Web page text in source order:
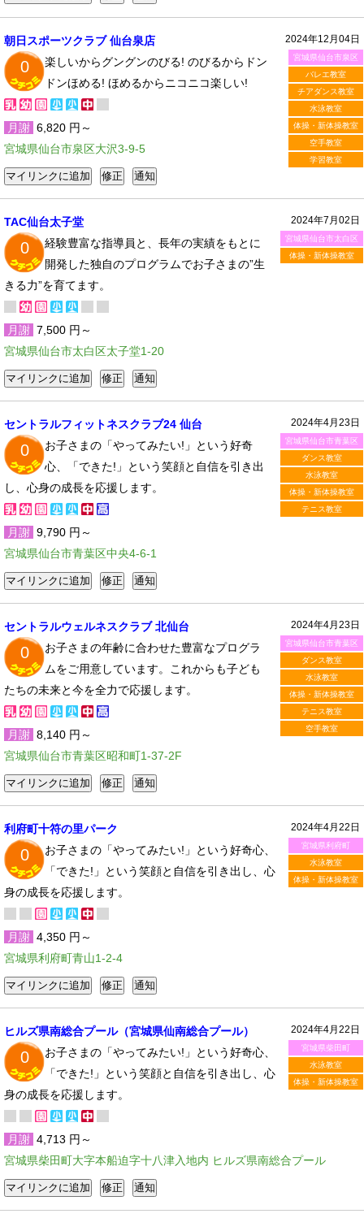
2024年12月04日
宮城県仙台市泉区
バレエ教室
チアダンス教室
水泳教室
体操・新体操教室
空手教室
学習教室
朝日スポーツクラブ 仙台泉店
0
楽しいからグングンのびる! のびるからドン
ドンほめる! ほめるからニコニコ楽しい!
月謝 6,820 円～
宮城県仙台市泉区大沢3-9-5
2024年7月02日
宮城県仙台市太白区
体操・新体操教室
TAC仙台太子堂
0
経験豊富な指導員と、長年の実績をもとに
開発した独自のプログラムでお子さまの”生
きる力”を育てます。
月謝 7,500 円～
宮城県仙台市太白区太子堂1-20
2024年4月23日
宮城県仙台市青葉区
ダンス教室
水泳教室
体操・新体操教室
テニス教室
セントラルフィットネスクラブ24 仙台
0
お子さまの「やってみたい!」という好奇
心、「できた!」という笑顔と自信を引き出
し、心身の成長を応援します。
月謝 9,790 円～
宮城県仙台市青葉区中央4-6-1
2024年4月23日
宮城県仙台市青葉区
ダンス教室
水泳教室
体操・新体操教室
テニス教室
空手教室
セントラルウェルネスクラブ 北仙台
0
お子さまの年齢に合わせた豊富なプログラ
ムをご用意しています。これからも子ども
たちの未来と今を全力で応援します。
月謝 8,140 円～
宮城県仙台市青葉区昭和町1-37-2F
2024年4月22日
宮城県利府町
水泳教室
体操・新体操教室
利府町十符の里パーク
0
お子さまの「やってみたい!」という好奇心、
「できた!」という笑顔と自信を引き出し、心
身の成長を応援します。
月謝 4,350 円～
宮城県利府町青山1-2-4
2024年4月22日
宮城県柴田町
水泳教室
体操・新体操教室
ヒルズ県南総合プール（宮城県仙南総合プール）
0
お子さまの「やってみたい!」という好奇心、
「できた!」という笑顔と自信を引き出し、心
身の成長を応援します。
月謝 4,713 円～
宮城県柴田町大字本船迫字十八津入地内 ヒルズ県南総合プール